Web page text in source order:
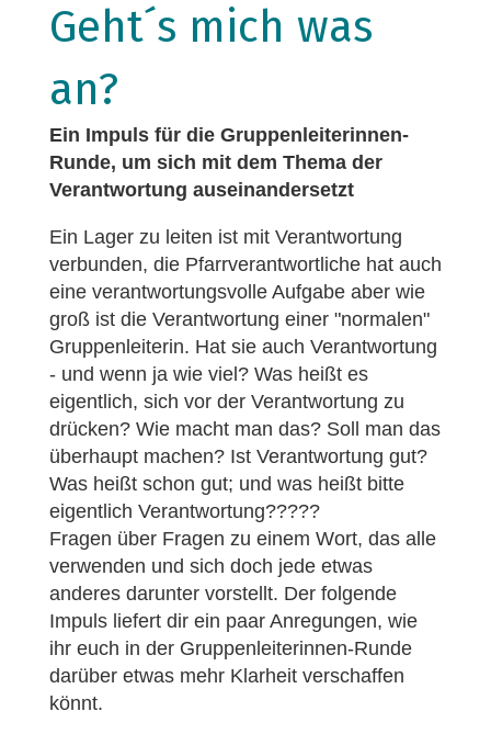
Geht´s mich was
an?
Ein Impuls für die Gruppenleiterinnen-
Runde, um sich mit dem Thema der
Verantwortung auseinandersetzt
Ein Lager zu leiten ist mit Verantwortung
verbunden, die Pfarrverantwortliche hat auch
eine verantwortungsvolle Aufgabe aber wie
groß ist die Verantwortung einer "normalen"
Gruppenleiterin. Hat sie auch Verantwortung
- und wenn ja wie viel? Was heißt es
eigentlich, sich vor der Verantwortung zu
drücken? Wie macht man das? Soll man das
überhaupt machen? Ist Verantwortung gut?
Was heißt schon gut; und was heißt bitte
eigentlich Verantwortung?????
Fragen über Fragen zu einem Wort, das alle
verwenden und sich doch jede etwas
anderes darunter vorstellt. Der folgende
Impuls liefert dir ein paar Anregungen, wie
ihr euch in der Gruppenleiterinnen-Runde
darüber etwas mehr Klarheit verschaffen
könnt.